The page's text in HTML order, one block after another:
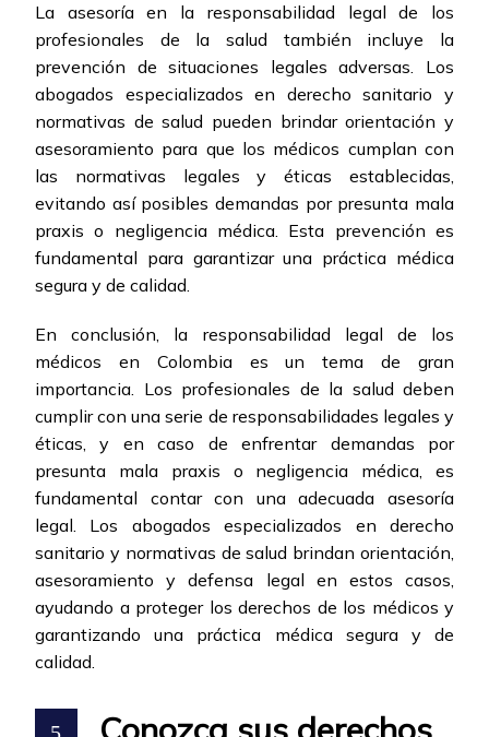
La asesoría en la responsabilidad legal de los
profesionales de la salud también incluye la
prevención de situaciones legales adversas. Los
abogados especializados en derecho sanitario y
normativas de salud pueden brindar orientación y
asesoramiento para que los médicos cumplan con
las normativas legales y éticas establecidas,
evitando así posibles demandas por presunta mala
praxis o negligencia médica. Esta prevención es
fundamental para garantizar una práctica médica
segura y de calidad.
En conclusión, la responsabilidad legal de los
médicos en Colombia es un tema de gran
importancia. Los profesionales de la salud deben
cumplir con una serie de responsabilidades legales y
éticas, y en caso de enfrentar demandas por
presunta mala praxis o negligencia médica, es
fundamental contar con una adecuada asesoría
legal. Los abogados especializados en derecho
sanitario y normativas de salud brindan orientación,
asesoramiento y defensa legal en estos casos,
ayudando a proteger los derechos de los médicos y
garantizando una práctica médica segura y de
calidad.